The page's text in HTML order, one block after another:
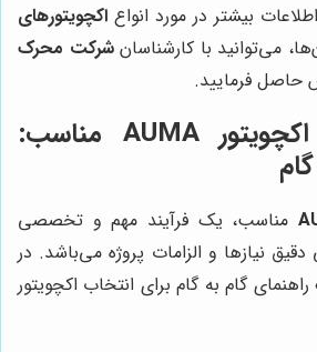
بیشتر در مورد انواع اکچویتورهای
می‌توانید با کارشناسانشرکت محرک
حاصل فرمایید.
نحوه انتخاب اکچویتور AUMA مناسب:
مناسب، یک فرآیند مهم و تخصصی
نیازها و الزامات پروژه می‌باشد. در
گام به گام برای انتخاب اکچویتور